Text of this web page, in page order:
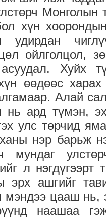
Монголын
хүн
удирдан
ойлголцол,
Хуйх
өөдөөс
Алай
нь ард түмэн,
улс төрчид
нэр барьж
мундаг
л
эрх ашгийг
мэндээ цааш нь,
наашаа